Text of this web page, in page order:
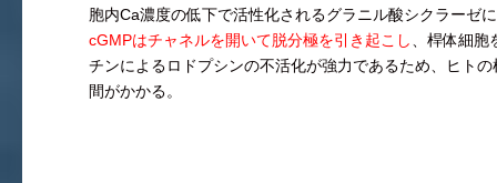
胞内Ca濃度の低下で活性化されるグラニル酸シクラーゼ
cGMPはチャネルを開いて脱分極を引き起こし、桿体細胞
チンによるロドプシンの不活化が強力であるため、ヒト
間がかかる。